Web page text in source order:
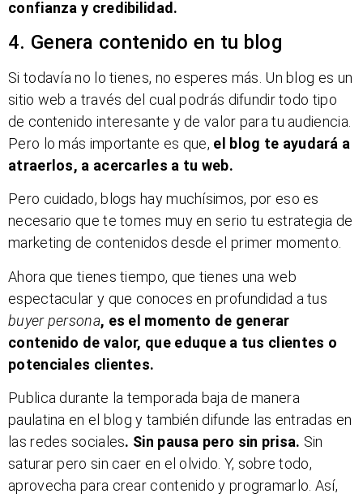
confianza y credibilidad.
4. Genera contenido en tu blog
Si todavía no lo tienes, no esperes más. Un blog es un
sitio web a través del cual podrás difundir todo tipo
de contenido interesante y de valor para tu audiencia.
Pero lo más importante es que, el blog te ayudará a
atraerlos, a acercarles a tu web.
Pero cuidado, blogs hay muchísimos, por eso es
necesario que te tomes muy en serio tu estrategia de
marketing de contenidos desde el primer momento.
Ahora que tienes tiempo, que tienes una web
espectacular y que conoces en profundidad a tus
buyer persona, es el momento de generar
contenido de valor, que eduque a tus clientes o
potenciales clientes.
Publica durante la temporada baja de manera
paulatina en el blog y también difunde las entradas en
las redes sociales. Sin pausa pero sin prisa. Sin
saturar pero sin caer en el olvido. Y, sobre todo,
aprovecha para crear contenido y programarlo. Así,